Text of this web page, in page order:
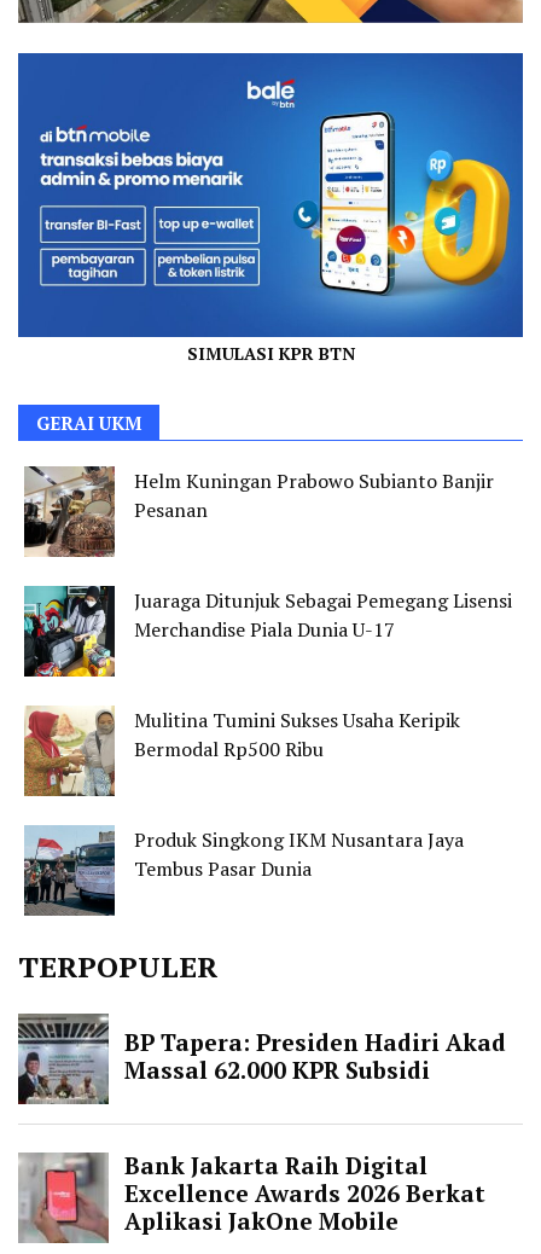
SIMULASI KPR BTN
GERAI UKM
Helm Kuningan Prabowo Subianto Banjir
Pesanan
Juaraga Ditunjuk Sebagai Pemegang Lisensi
Merchandise Piala Dunia U-17
Mulitina Tumini Sukses Usaha Keripik
Bermodal Rp500 Ribu
Produk Singkong IKM Nusantara Jaya
Tembus Pasar Dunia
TERPOPULER